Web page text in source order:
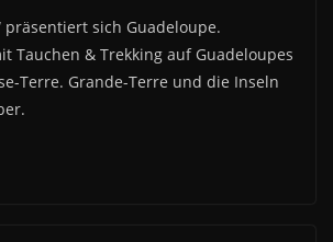
präsentiert sich Guadeloupe.
Tauchen & Trekking auf Guadeloupes
Terre. Grande-Terre und die Inseln